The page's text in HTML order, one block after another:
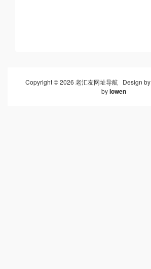
Copyright © 2026 老汇友网址导航 Design by
byiowen